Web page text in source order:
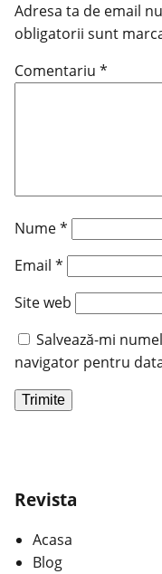
Adresa ta de email
obligatorii sunt
Comentariu *
Nume*
Email *
Site web
Salvează-mi
navigator pentru
Revista
Acasa
Blog